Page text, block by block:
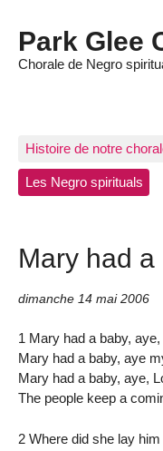
Park Glee
Chorale de Negro
Histoire de notre
Les Negro spirituals
Mary had a
dimanche 14 mai 2006
1 Mary had a baby, aye,
Mary had a baby, aye
Mary had a baby, aye,
The people keep a
2 Where did she lay him